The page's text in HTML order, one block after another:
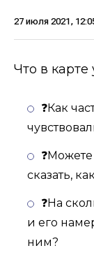
27 июля 2021,
Что в
❓Как
сказать,
❓На
и его
ним?